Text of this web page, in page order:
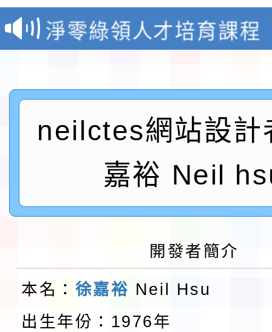
報
淨零綠領人才培育課程
及師生本土語及新住民
實施要點各1份
115年食農教育專業人
程
函轉國家通訊傳播委員
鎮韌性（防空）演習－
「115年金融知識線上
法」
本校115學年度第1學
第3次招考代課鐘點教
告(不再辦理後續甄選)
檢送「桃園市115學年
賽實施要點」1份
本市「115學年度學生
程安排一案
「桃園市補助參觀特色
neilctes網站設計
嘉裕 Neil
開發者簡介
本名： 徐嘉裕 Neil Hsu
出生年份：1976年